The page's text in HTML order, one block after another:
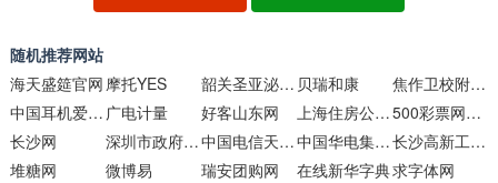
随机推荐网站
海天盛筵官网 摩托YES 韶关圣亚泌尿外科医院 贝瑞和康
焦作卫校附属医院
中国耳机爱好者俱乐部 广电计量 好客山东网 上海住房公积金网
500彩票网彩票走势图
长沙网
深圳市政府在线 中国电信天翼云 中国华电集团公司
长沙高新工程学校
堆糖网
微博易 瑞安团购网 在线新华字典求字体网